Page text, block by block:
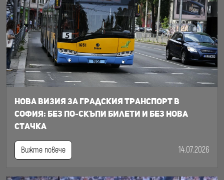
Нова визия за градския транспорт в
София: Без по-скъпи билети и без нова
стачка
Вижте повече 14.07.2026